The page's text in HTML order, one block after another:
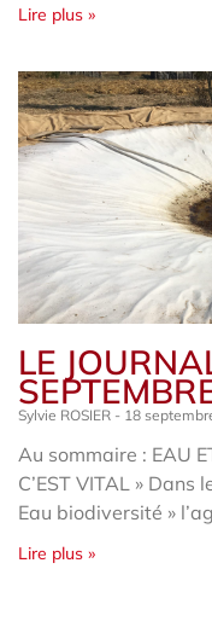
Lire plus »
LE
Sylvie ROSIER 18
Au sommaire : EAU
C’EST VITAL »
Eau biodiversité »
Lire plus »